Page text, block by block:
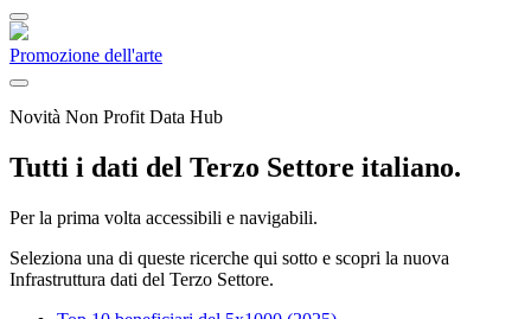
Promozione dell'arte
Novità Non Profit Data Hub
Tutti i dati del Terzo Settore italiano.
Per la prima volta accessibili e navigabili.
Seleziona una di queste ricerche qui sotto e scopri la nuova
Infrastruttura dati del Terzo Settore.